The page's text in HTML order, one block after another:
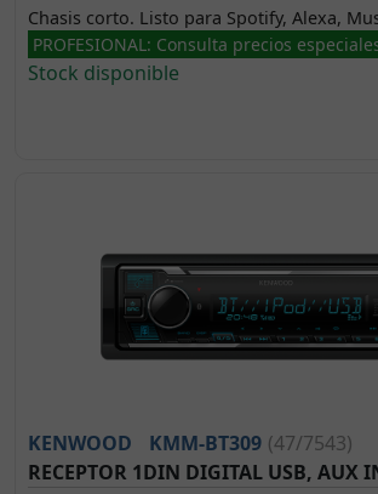
Chasis corto. Listo para Spotify, Alexa,
PROFESIONAL: Consulta precios
Stock disponible
KENWOOD KMM-BT309 (47/7543)
RECEPTOR 1DIN DIGITAL USB, AUX